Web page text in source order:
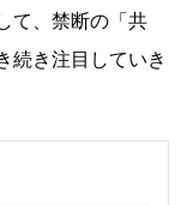
て、禁断の「共
続き注目していき